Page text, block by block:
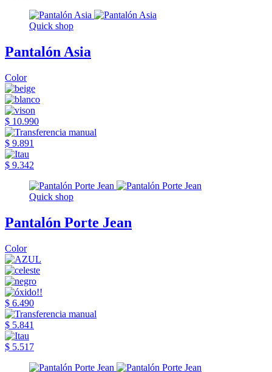
Quick shop
Pantalón Asia
Color
$ 10.990
$ 9.891
$ 9.342
Quick shop
Pantalón Porte Jean
Color
$ 6.490
$ 5.841
$ 5.517